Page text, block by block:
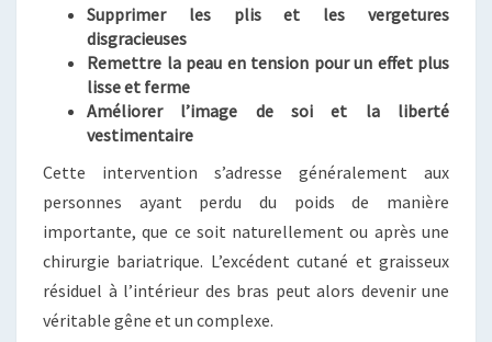
Supprimer les plis et les vergetures
disgracieuses
Remettre la peau en tension pour un effet plus
lisse et ferme
Améliorer l’image de soi et la liberté
vestimentaire
Cette intervention s’adresse généralement aux
personnes ayant perdu du poids de manière
importante, que ce soit naturellement ou après une
chirurgie bariatrique. L’excédent cutané et graisseux
résiduel à l’intérieur des bras peut alors devenir une
véritable gêne et un complexe.